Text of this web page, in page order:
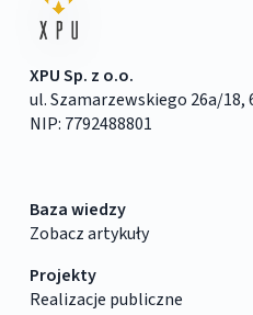
XPU Sp. z o.o.
ul. Szamarzewskiego 26a/18,
NIP: 7792488801
Baza wiedzy
Zobacz artykuły
Projekty
Realizacje publiczne